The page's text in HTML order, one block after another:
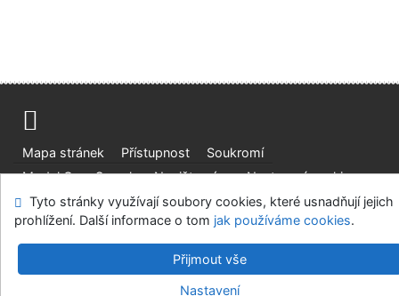
Mapa stránek Přístupnost
Soukromí
Modul OpenSearch
Napište nám Nastavení cookies
Univerzitní knihovna - Univerzita Hradec Králové
©1993-2026IPACv.4.8.63a-Cosmotron Bohemia, s.r.o.
Tyto stránky využívají soubory cookies, které usnadňují jejich
prohlížení. Další informace o tom jak používáme cookies.
Přijmout vše
Nastavení